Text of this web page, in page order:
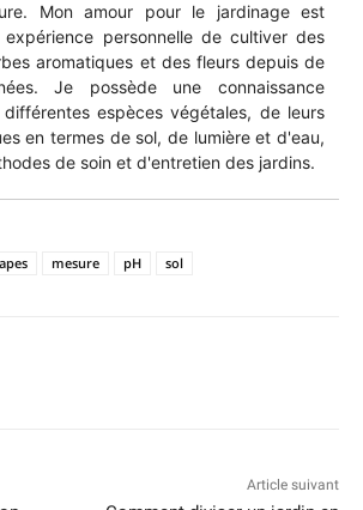
Mon amour pour le jardinage est
personnelle de cultiver des
aromatiques et des fleurs depuis de
Je possède une connaissance
espèces végétales, de leurs
en termes de sol, de lumière et d'eau,
de soin et d'entretien des jardins.
mesure pH sol
Article suivant